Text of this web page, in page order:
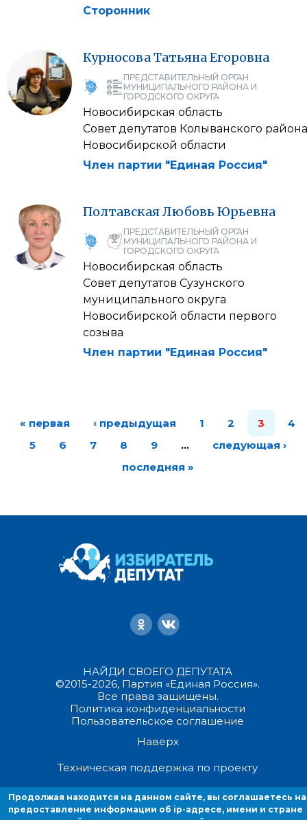
Сторонник
КурносоваТатьянаЕгоровна
ПРЕДСТАВИТЕЛЬНЫЙ ОРГАН
МУНИЦИПАЛЬНОГО РАЙОНА И
ГОРОДСКОГО ОКРУГА
Новосибирская область
Совет депутатов Колыванского района
Новосибирской области
Член партии "Единая Россия"
ПолтавскаяЛюбовь Юрьевна
ПРЕДСТАВИТЕЛЬНЫЙ ОРГАН
МУНИЦИПАЛЬНОГО РАЙОНА И
ГОРОДСКОГО ОКРУГА
Новосибирская область
Совет депутатов Сузунского
муниципального округа
Новосибирской области первого
созыва
Член партии "Единая Россия"
« первая ‹ предыдущая 1 2 3
4
5
6 7 8 9 …
следующая ›
последняя »
НАЙДИ СВОЕГО ДЕПУТАТА
©2015-2026, Партия «Единая Россия».
Все права защищены.
Политика конфиденциальности
Пользовательское соглашение
Наверх
Техническая поддержка по проекту
Продолжая находиться на данном сайте, вы соглашаетесь на
предоставление информации об ip-адресе, имени и стране домена
Продолжая находится на данном сайте, вы соглашаетесь на
предоставление информации об ip-адресе, имени и стране